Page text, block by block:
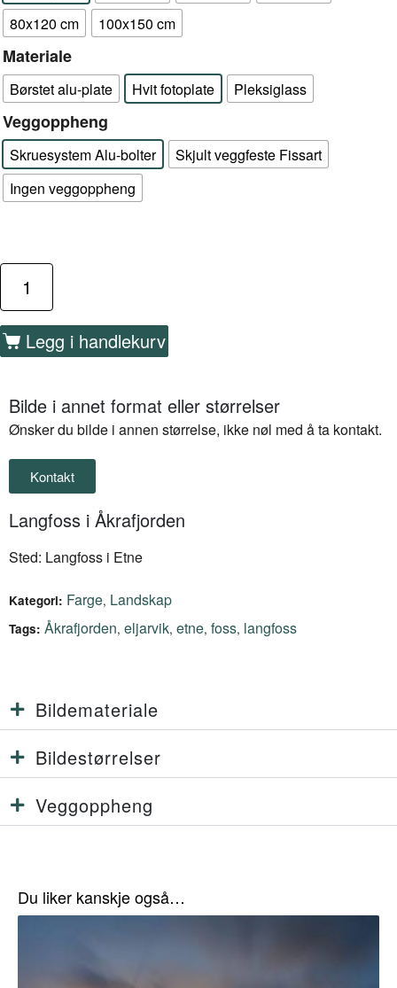
80x120 cm
100x150 cm
Materiale
Børstet alu-plate Hvit fotoplate Pleksiglass
Veggoppheng
Skruesystem Alu-bolter
Skjult veggfeste Fissart
Ingen veggoppheng
Legg i handlekurv
Bilde i annet format eller størrelser
Ønsker du bilde i annen størrelse, ikke nøl med å ta kontakt.
Kontakt
Langfoss i Åkrafjorden
Sted: Langfoss i Etne
Kategori: Farge, Landskap
Tags: Åkrafjorden, eljarvik, etne, foss, langfoss
Bildemateriale
Bildestørrelser
Veggoppheng
Du liker kanskje også…